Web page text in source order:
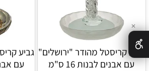
גביע קריסטל מהודר "ירושלים"
עם אבנים לבנות 16 ס"מ
גביע
✕